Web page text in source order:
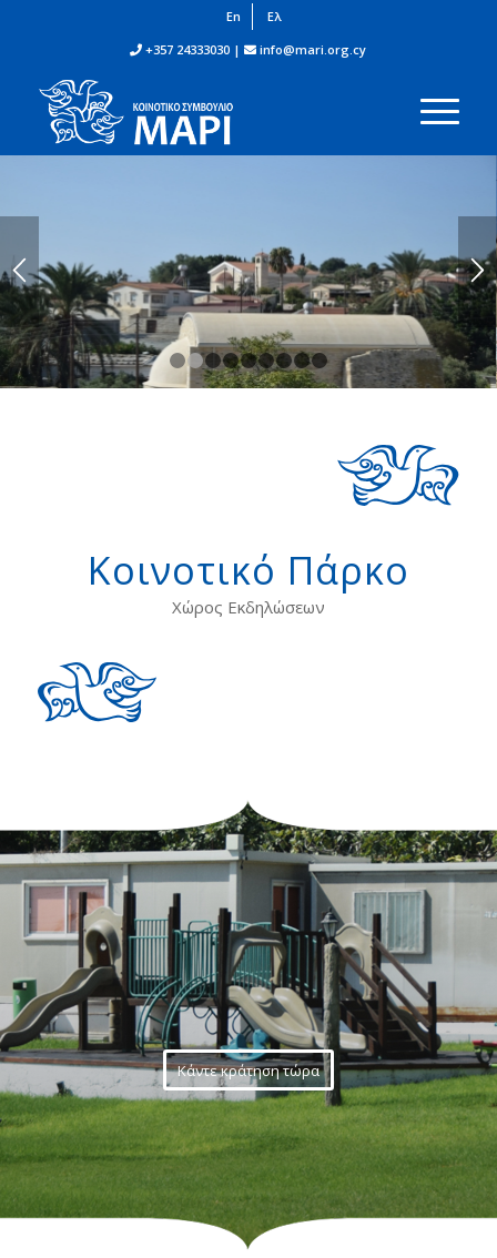
En
Ελ
+357 24333030 |
info@mari.org.cy
1 2 3 4 5 6 7 9
Κοινοτικό Πάρκο
Χώρος Εκδηλώσεων
Κάντε κράτηση τώρα